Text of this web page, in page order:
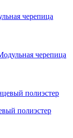
черепица
черепица
полиэстер